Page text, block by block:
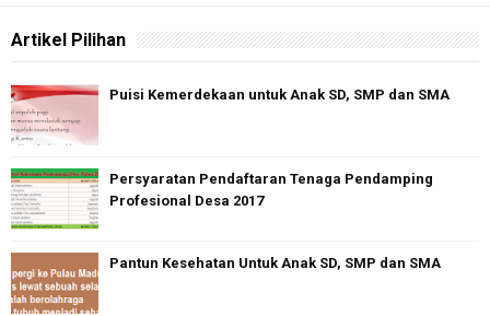
Artikel Pilihan
Puisi Kemerdekaan untuk Anak SD, SMP dan SMA
Persyaratan Pendaftaran Tenaga Pendamping
Profesional Desa 2017
Pantun Kesehatan Untuk Anak SD, SMP dan SMA